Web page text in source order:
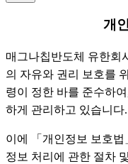
개
매그나칩반도체 유한회
의 자유와 권리 보호를
령이 정한 바를 준수하
하게 관리하고 있습니다.
이에 「개인정보 보호
정보 처리에 관한 절차